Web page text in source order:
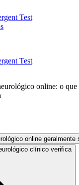
Test
Test
online: o que
online geralmente
clínico verifica